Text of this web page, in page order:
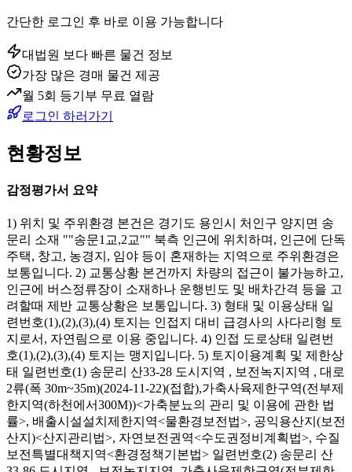
간단한 로그인 후 바로 이용 가능합니다
대법원 보다 빠른 물건 정보
가장 많은 경매 물건 제공
월 5회 등기부 무료 열람
로그인 하러가기
현황정보
감정평가서 요약
1) 위치 및 주위환경 본건은 경기도 용인시 처인구 양지면 송
문리 소재 ""송문1교,2교"" 북측 인근에 위치하며, 인근에 단독
주택, 창고, 농경지, 임야 등이 혼재하는 지역으로 주위환경은
보통입니다. 2) 교통상황 본건까지 차량의 접근이 불가능하고,
인근에 버스정류장이 소재하나 운행빈도 및 배차간격 등을 고
려할때 제반 교통상황은 보통입니다. 3) 형태 및 이용상태 일
련번호(1),(2),(3),(4) 토지는 인접지 대비 급경사의 사다리형 토
지로서, 자연림으로 이용 중입니다. 4) 인접 도로상태 일련번
호(1),(2),(3),(4) 토지는 맹지입니다. 5) 토지이용계획 및 제한상
태 일련번호(1) 송문리 산33-28 도시지역 , 보전녹지지역 , 대로
2류(폭 30m~35m)(2024-11-22)(접합),가축사육제한구역(전부제
한지역(하천에서300M))<가축분뇨의 관리 및 이용에 관한 법
률>, 배출시설설치제한지역<물환경보전법>, 공익용산지(보전
산지)<산지관리법>, 자연보전권역<수도권정비계획법>, 수질
보전특별대책지역<환경정책기본법> 일련번호(2) 송문리 산